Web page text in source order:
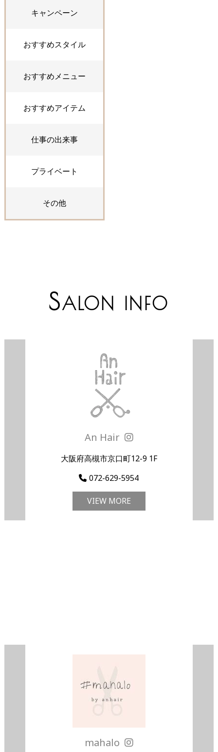
キャンペーン
おすすめスタイル
おすすめメニュー
おすすめアイテム
仕事の出来事
プライベート
その他
SALON INFO
An Hair
大阪府高槻市京口町12-9 1F
072-629-5954
VIEW MORE
mahalo